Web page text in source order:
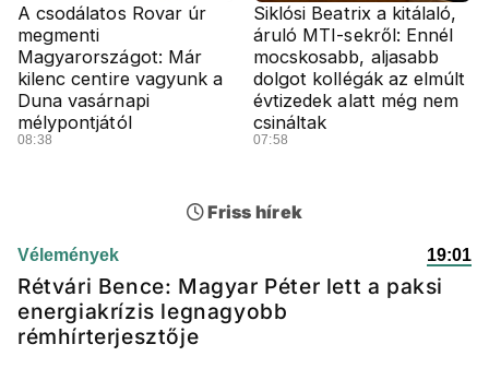
A csodálatos Rovar úr
megmenti
Magyarországot: Már
kilenc centire vagyunk a
Duna vasárnapi
mélypontjától
08:38
Siklósi Beatrix a kitálaló,
áruló MTI-sekről: Ennél
mocskosabb, aljasabb
dolgot kollégák az elmúlt
évtizedek alatt még nem
csináltak
07:58
Friss hírek
Vélemények 19:01
Rétvári Bence: Magyar Péter lett a paksi
energiakrízis legnagyobb
rémhírterjesztője